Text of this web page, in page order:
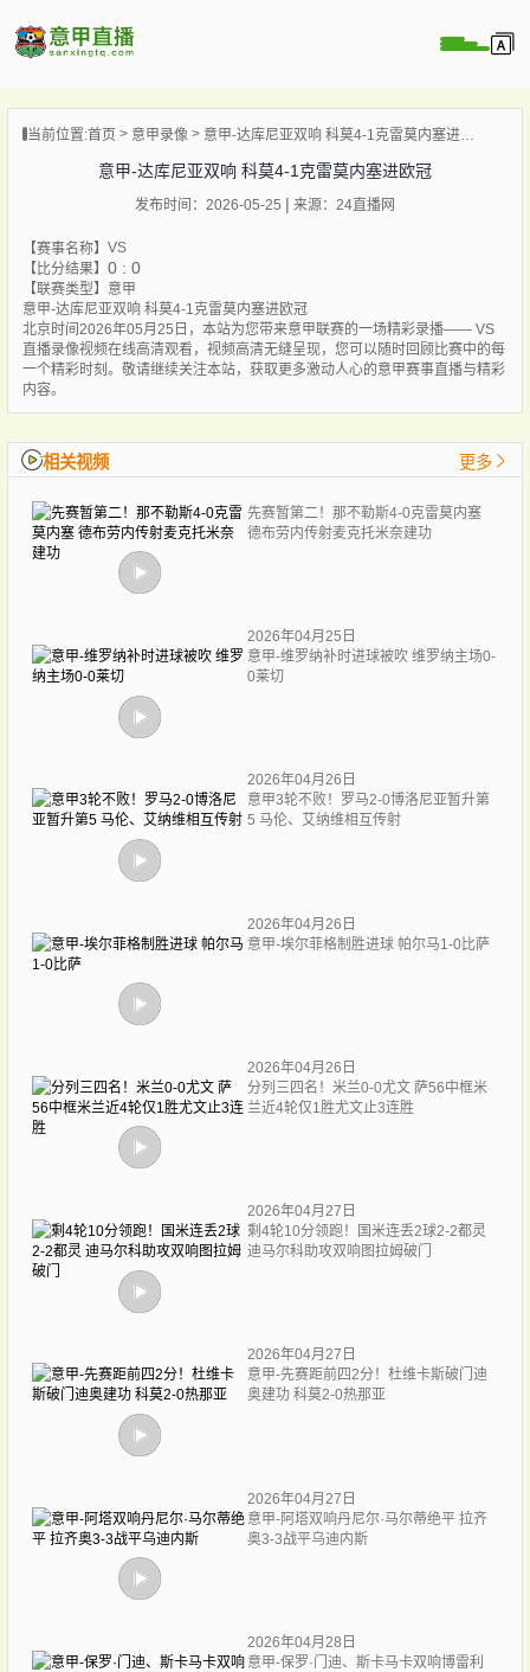
播
像
闻
当前位置:首页 意甲录像 意甲-达库尼亚双响 科莫4-1克雷莫内塞进欧冠
意甲-达库尼亚双响 科莫4-1克雷莫内塞进欧冠
发布时间：2026-05-25 来源：24直播网
【赛事名称】 VS
【比分结果】 0 : 0
【联赛类型】 意甲
意甲-达库尼亚双响 科莫4-1克雷莫内塞进欧冠
北京时间2026年05月25日，本站为您带来意甲联赛的一场精彩录播—— VS
直播录像视频在线高清观看，视频高清无缝呈现，您可以随时回顾比赛中的每
一个精彩时刻。敬请继续关注本站，获取更多激动人心的意甲赛事直播与精彩
内容。
相关视频 更多
先赛暂第二！那不勒斯4-0克雷莫内塞
德布劳内传射麦克托米奈建功
2026年04月25日
意甲-维罗纳补时进球被吹 维罗纳主场0-
0莱切
2026年04月26日
意甲3轮不败！罗马2-0博洛尼亚暂升第
5 马伦、艾纳维相互传射
2026年04月26日
意甲-埃尔菲格制胜进球 帕尔马1-0比萨
2026年04月26日
分列三四名！米兰0-0尤文 萨56中框米
兰近4轮仅1胜尤文止3连胜
2026年04月27日
剩4轮10分领跑！国米连丢2球2-2都灵
迪马尔科助攻双响图拉姆破门
2026年04月27日
意甲-先赛距前四2分！杜维卡斯破门迪
奥建功 科莫2-0热那亚
2026年04月27日
意甲-阿塔双响丹尼尔·马尔蒂绝平 拉齐
奥3-3战平乌迪内斯
2026年04月28日
意甲-保罗·门迪、斯卡马卡双响博雷利